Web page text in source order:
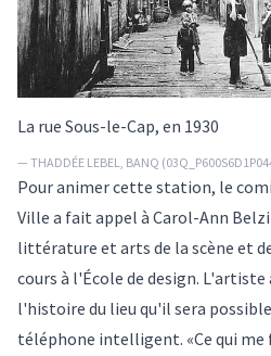
La rue Sous-le-Cap, en 1930
— THADDÉE LEBEL, BANQ
Pour animer cette station, le
Ville a fait appel à Carol-Ann
littérature et arts de la scène et
cours à l'École de design. L'artiste
l'histoire du lieu qu'il sera
téléphone intelligent. «Ce qui me